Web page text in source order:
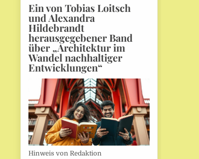
Ein von Tobias Loitsch
und Alexandra
Hildebrandt
herausgegebener Band
über „Architektur im
Wandel nachhaltiger
Entwicklungen“
Hinweis von Redaktion